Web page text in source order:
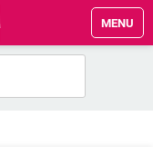
MENU